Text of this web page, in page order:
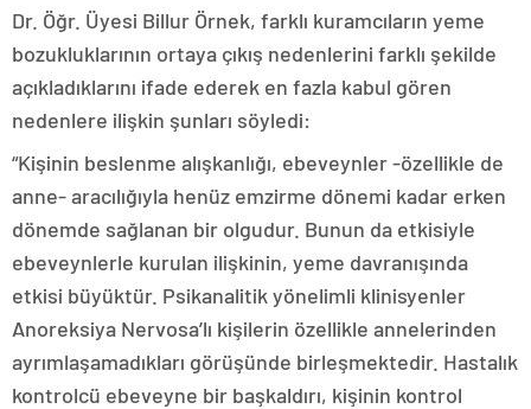
Dr. Öğr. Üyesi Billur Örnek, farklı kuramcıların yeme
bozukluklarının ortaya çıkış nedenlerini farklı şekilde
açıkladıklarını ifade ederek en fazla kabul gören
nedenlere ilişkin şunları söyledi:
“Kişinin beslenme alışkanlığı, ebeveynler -özellikle de
anne- aracılığıyla henüz emzirme dönemi kadar erken
dönemde sağlanan bir olgudur. Bunun da etkisiyle
ebeveynlerle kurulan ilişkinin, yeme davranışında
etkisi büyüktür. Psikanalitik yönelimli klinisyenler
Anoreksiya Nervosa’lı kişilerin özellikle annelerinden
ayrımlaşamadıkları görüşünde birleşmektedir. Hastalık
kontrolcü ebeveyne bir başkaldırı, kişinin kontrol